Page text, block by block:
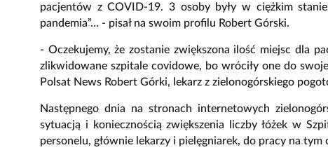
pacjentów z COVID-19. 3 osoby były w ciężkim
pandemia”… - pisał na swoim profilu Robert Górski.
- Oczekujemy, że zostanie zwiększona ilość miejsc dla
zlikwidowane szpitale covidowe, bo wróciły one do
Polsat News Robert Górki, lekarz z zielonogórskiego
Następnego dnia na stronach internetowych
sytuacją i koniecznością zwiększenia liczby łóżek w
personelu, głównie lekarzy i pielęgniarek, do pracy na